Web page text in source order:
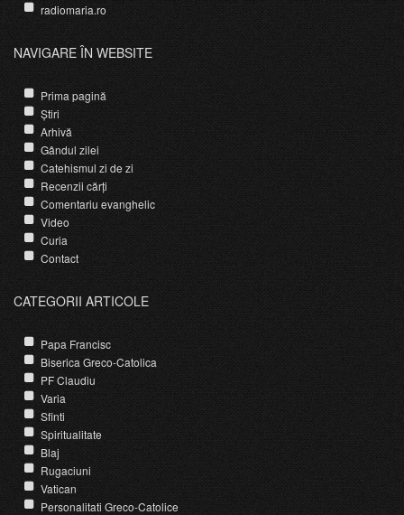
radiomaria.ro
NAVIGARE ÎN WEBSITE
Prima pagină
Știri
Arhivă
Gândul zilei
Catehismul zi de zi
Recenzii cărți
Comentariu evanghelic
Video
Curia
Contact
CATEGORII ARTICOLE
Papa Francisc
Biserica Greco-Catolica
PF Claudiu
Varia
Sfinti
Spiritualitate
Blaj
Rugaciuni
Vatican
Personalitati Greco-Catolice